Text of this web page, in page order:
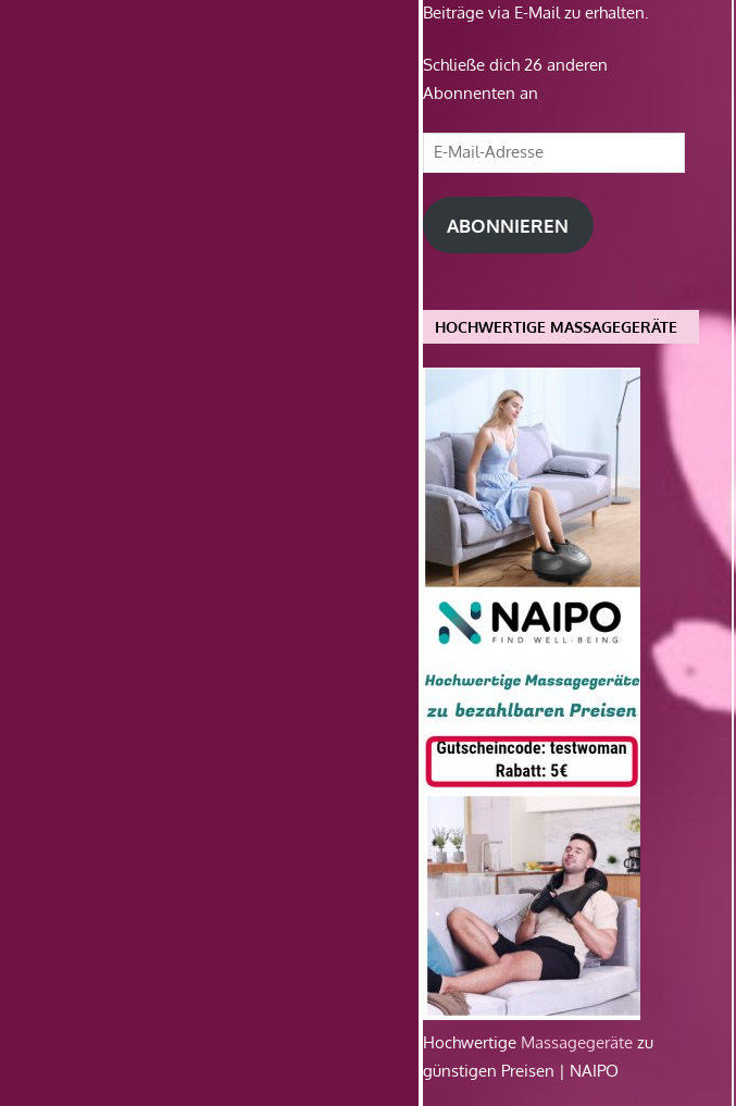
Beiträge via E-Mail zu erhalten.
Schließe dich 26 anderen
Abonnenten an
E-
Mail-
Adresse
ABONNIEREN
HOCHWERTIGE MASSAGEGERÄTE
Hochwertige Massagegeräte zu
günstigen Preisen | NAIPO